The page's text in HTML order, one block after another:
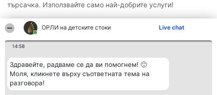
ОРЛИ на детските стоки Live chat
14:58
Здравейте, радваме се да ви помогнем! 🙂
Моля, кликнете върху съответната тема на
разговора!
търсачка. Използвайте само най-добрите услуги!